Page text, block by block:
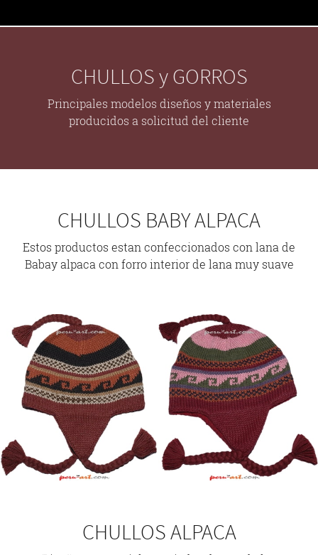
CHULLOS y GORROS
Principales modelos diseños y materiales
producidos a solicitud del cliente
CHULLOS BABY ALPACA
Estos productos estan confeccionados con lana de
Babay alpaca con forro interior de lana muy suave
CHULLOS ALPACA